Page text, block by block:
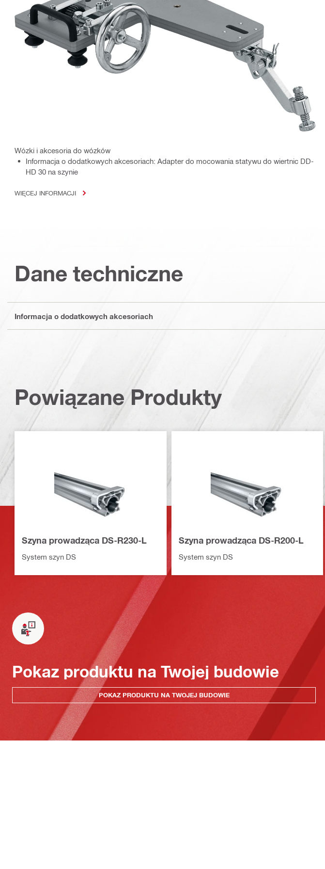
Wózki i akcesoria do wózków
Informacja o dodatkowych akcesoriach: Adapter do mocowania statywu do wiertnic DD-
HD 30 na szynie
WIĘCEJ INFORMACJI
Dane techniczne
Informacja o dodatkowych akcesoriach
Powiązane Produkty
Szyna prowadząca DS-R230-L
System szyn DS
Szyna prowadząca DS-R200-L
System szyn DS
Pokaz produktu na Twojej budowie
POKAZ PRODUKTU NA TWOJEJ BUDOWIE